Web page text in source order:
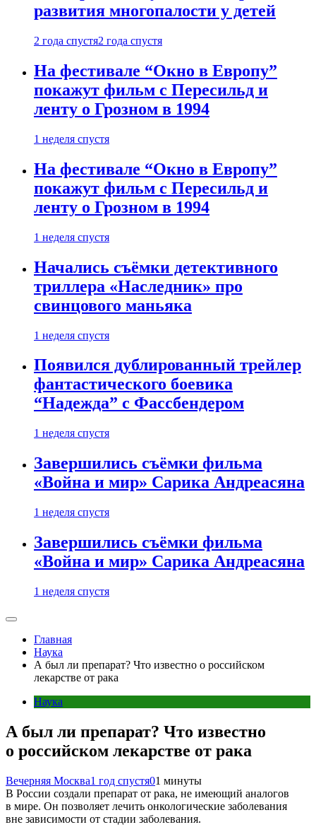
развития многопалости у детей
2 года спустя2 года спустя
На фестивале “Окно в Европу”
покажут фильм с Пересильд и
ленту о Грозном в 1994
1 неделя спустя
На фестивале “Окно в Европу”
покажут фильм с Пересильд и
ленту о Грозном в 1994
1 неделя спустя
Начались съёмки детективного
триллера «Наследник» про
свинцового маньяка
1 неделя спустя
Появился дублированный трейлер
фантастического боевика
“Надежда” с Фассбендером
1 неделя спустя
Завершились съёмки фильма
«Война и мир» Сарика Андреасяна
1 неделя спустя
Завершились съёмки фильма
«Война и мир» Сарика Андреасяна
1 неделя спустя
Главная
Наука
А был ли препарат? Что известно о российском
лекарстве от рака
Наука
А был ли препарат? Что известно
о российском лекарстве от рака
Вечерняя Москва1 год спустя01 минуты
В России создали препарат от рака, не имеющий аналогов
в мире. Он позволяет лечить онкологические заболевания
вне зависимости от стадии заболевания.